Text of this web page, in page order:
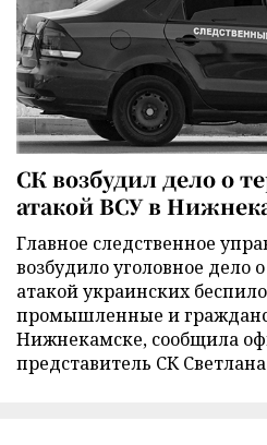
СК возбудил дело о
атакой ВСУ в
Главное следственное
возбудило уголовное дело
атакой украинских
промышленные и
Нижнекамске, сообщила
представитель СК